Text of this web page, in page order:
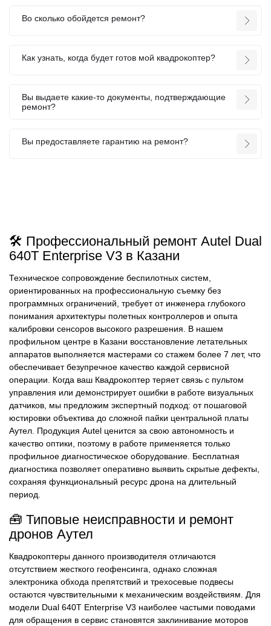
Во сколько обойдется ремонт?
Как узнать, когда будет готов мой квадрокоптер?
Вы выдаете какие-то документы, подтверждающие
ремонт?
Вы предоставляете гарантию на ремонт?
🛠️ Профессиональный ремонт Autel Dual
640T Enterprise V3 в Казани
Техническое сопровождение беспилотных систем,
ориентированных на профессиональную съемку без
программных ограничений, требует от инженера глубокого
понимания архитектуры полетных контроллеров и опыта
калибровки сенсоров высокого разрешения. В нашем
профильном центре в Казани восстановление летательных
аппаратов выполняется мастерами со стажем более 7 лет, что
обеспечивает безупречное качество каждой сервисной
операции. Когда ваш Квадрокоптер теряет связь с пультом
управления или демонстрирует ошибки в работе визуальных
датчиков, мы предложим экспертный подход: от пошаговой
юстировки объектива до сложной пайки центральной платы
Аутел. Продукция Autel ценится за свою автономность и
качество оптики, поэтому в работе применяется только
профильное диагностическое оборудование. Бесплатная
диагностика позволяет оперативно выявить скрытые дефекты,
сохраняя функциональный ресурс дрона на длительный
период.
🧰 Типовые неисправности и ремонт
дронов Аутел
Квадрокоптеры данного производителя отличаются
отсутствием жесткого геофенсинга, однако сложная
электроника обхода препятствий и трехосевые подвесы
остаются чувствительными к механическим воздействиям. Для
модели Dual 640T Enterprise V3 наиболее частыми поводами
для обращения в сервис становятся заклинивание моторов